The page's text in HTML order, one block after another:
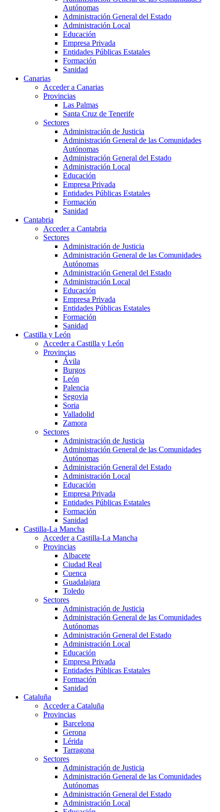
Autónomas
Administración General del Estado
Administración Local
Educación
Empresa Privada
Entidades Públicas Estatales
Formación
Sanidad
Canarias
Acceder a Canarias
Provincias
Las Palmas
Santa Cruz de Tenerife
Sectores
Administración de Justicia
Administración General de las Comunidades
Autónomas
Administración General del Estado
Administración Local
Educación
Empresa Privada
Entidades Públicas Estatales
Formación
Sanidad
Cantabria
Acceder a Cantabria
Sectores
Administración de Justicia
Administración General de las Comunidades
Autónomas
Administración General del Estado
Administración Local
Educación
Empresa Privada
Entidades Públicas Estatales
Formación
Sanidad
Castilla y León
Acceder a Castilla y León
Provincias
Ávila
Burgos
León
Palencia
Segovia
Soria
Valladolid
Zamora
Sectores
Administración de Justicia
Administración General de las Comunidades
Autónomas
Administración General del Estado
Administración Local
Educación
Empresa Privada
Entidades Públicas Estatales
Formación
Sanidad
Castilla-La Mancha
Acceder a Castilla-La Mancha
Provincias
Albacete
Ciudad Real
Cuenca
Guadalajara
Toledo
Sectores
Administración de Justicia
Administración General de las Comunidades
Autónomas
Administración General del Estado
Administración Local
Educación
Empresa Privada
Entidades Públicas Estatales
Formación
Sanidad
Cataluña
Acceder a Cataluña
Provincias
Barcelona
Gerona
Lérida
Tarragona
Sectores
Administración de Justicia
Administración General de las Comunidades
Autónomas
Administración General del Estado
Administración Local